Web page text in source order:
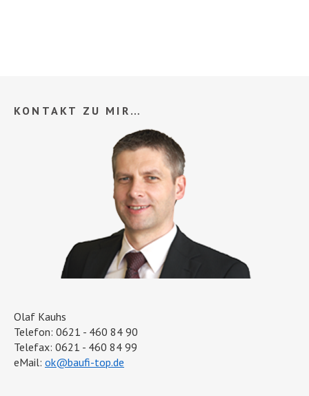
KONTAKT ZU MIR…
Olaf Kauhs
Telefon: 0621 - 460 84 90
Telefax: 0621 - 460 84 99
eMail: ok@baufi-top.de